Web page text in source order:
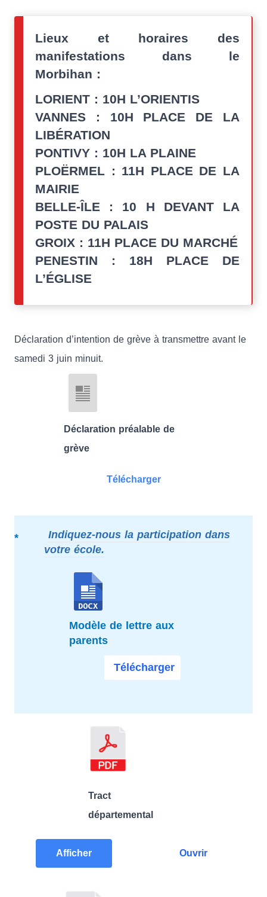
Lieux et horaires des
manifestations dans le
Morbihan :
LORIENT : 10H L’ORIENTIS
VANNES : 10H PLACE DE LA
LIBÉRATION
PONTIVY : 10H LA PLAINE
PLOËRMEL : 11H PLACE DE LA
MAIRIE
BELLE-ÎLE : 10 H DEVANT LA
POSTE DU PALAIS
GROIX : 11H PLACE DU MARCHÉ
PENESTIN : 18H PLACE DE
L’ÉGLISE
Déclaration d’intention de grève à transmettre avant le
samedi 3 juin minuit.
Déclaration préalable de
grève
Télécharger
Indiquez-nous la participation dans
votre école.
Modèle de lettre aux
parents
Télécharger
Tract
départemental
Afficher Ouvrir